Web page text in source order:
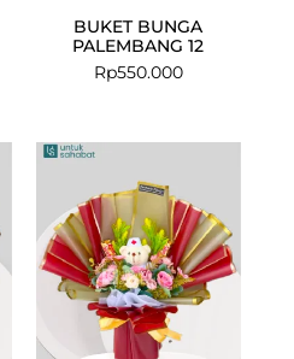
BUKET BUNGA
PALEMBANG 12
Rp550.000